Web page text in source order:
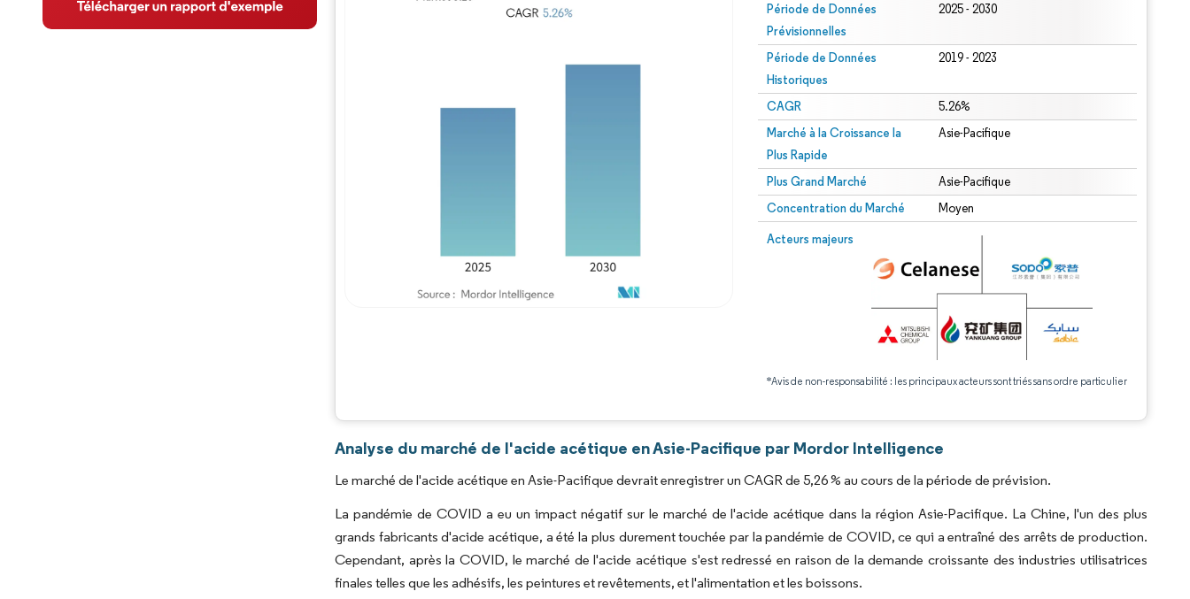
Principales tendances du marché
Période de Données
Prévisionnelles
2025 - 2030
Période de Données
Historiques
2019 - 2023
CAGR 5.26%
Marché à la Croissance la
Plus Rapide
Asie-Pacifique
Plus Grand Marché Asie-Pacifique
Concentration du Marché Moyen
Acteurs majeurs
*Avis de non-responsabilité : les principaux acteurs sont triés sans ordre particulier
Analyse du marché de l'acide acétique en Asie-Pacifique par Mordor Intelligence
Le marché de l'acide acétique en Asie-Pacifique devrait enregistrer un CAGR de 5,26 % au cours de la période de prévision.
La pandémie de COVID a eu un impact négatif sur le marché de l'acide acétique dans la région Asie-Pacifique. La Chine, l'un des plus
grands fabricants d'acide acétique, a été la plus durement touchée par la pandémie de COVID, ce qui a entraîné des arrêts de production.
Cependant, après la COVID, le marché de l'acide acétique s'est redressé en raison de la demande croissante des industries utilisatrices
finales telles que les adhésifs, les peintures et revêtements, et l'alimentation et les boissons.